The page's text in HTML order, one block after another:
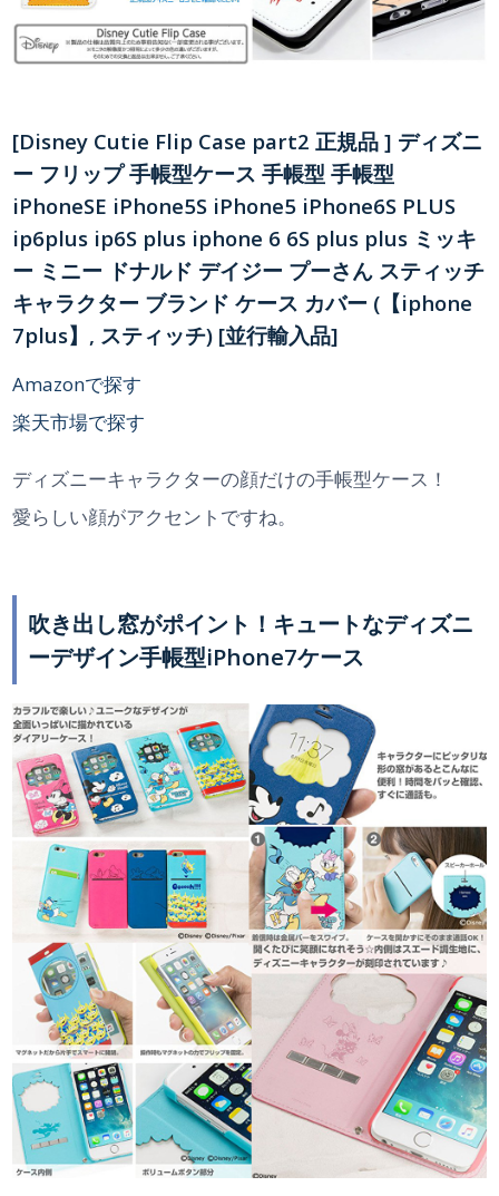
[Disney Cutie Flip Case part2 正規品 ] ディズニ
ー フリップ 手帳型ケース 手帳型 手帳型
iPhoneSE iPhone5S iPhone5 iPhone6S PLUS
ip6plus ip6S plus iphone 6 6S plus plus ミッキ
ー ミニー ドナルド デイジー プーさん スティッチ
キャラクター ブランド ケース カバー (【iphone
7plus】, スティッチ) [並行輸入品]
Amazonで探す
楽天市場で探す
ディズニーキャラクターの顔だけの手帳型ケース！
愛らしい顔がアクセントですね。
吹き出し窓がポイント！キュートなディズニ
ーデザイン手帳型iPhone7ケース